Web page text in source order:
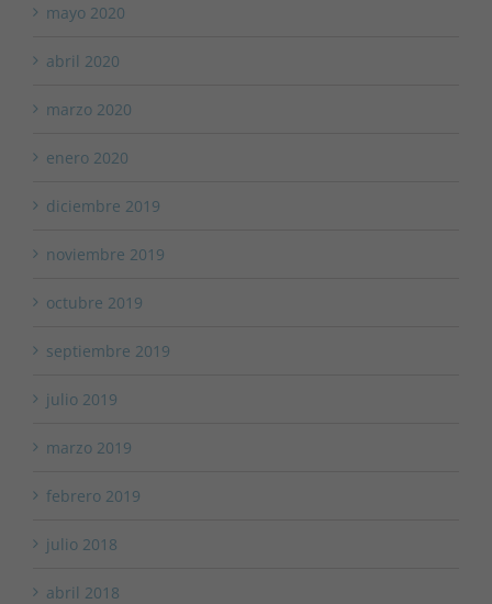
mayo 2020
abril 2020
marzo 2020
enero 2020
diciembre 2019
noviembre 2019
octubre 2019
septiembre 2019
julio 2019
marzo 2019
febrero 2019
julio 2018
abril 2018